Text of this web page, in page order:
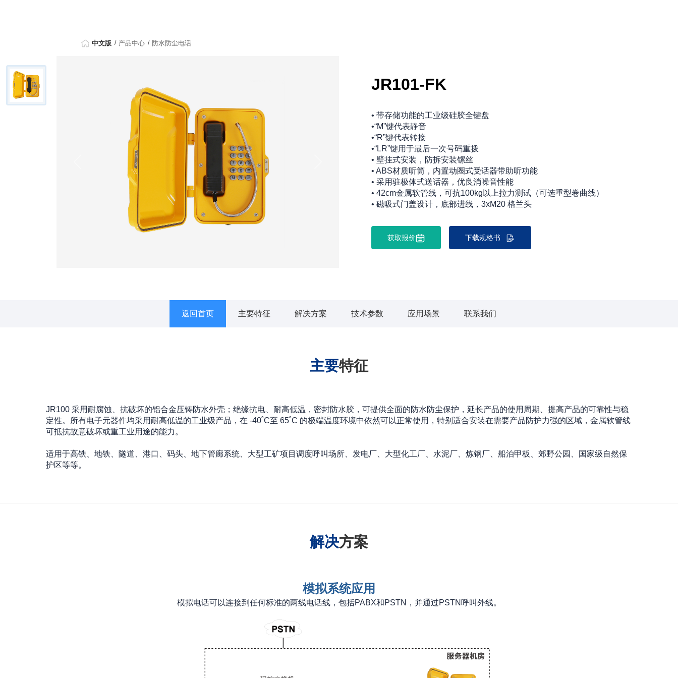
中文版 产品中心 防水防尘电话
JR101-FK
• 带存储功能的工业级硅胶全键盘
•“M”键代表静音
•“R”键代表转接
•“LR”键用于最后一次号码重拨
• 壁挂式安装，防拆安装镙丝
• ABS材质听筒，内置动圈式受话器带助听功能
• 采用驻极体式送话器，优良消噪音性能
• 42cm金属软管线，可抗100kg以上拉力测试（可选重型卷曲线）
• 磁吸式门盖设计，底部进线，3xM20 格兰头
获取报价 下载规格书
返回首页 主要特征 解决方案 技术参数 应用场景 联系我们
主要特征
JR100 采用耐腐蚀、抗破坏的铝合金压铸防水外壳；绝缘抗电、耐高低温，密封防水胶，可提供全面的防水防尘保护，延长产品的使用周期、提高产品的可靠性与稳
定性。所有电子元器件均采用耐高低温的工业级产品，在 -40˚C至 65˚C 的极端温度环境中依然可以正常使用，特别适合安装在需要产品防护力强的区域，金属软管线
可抵抗故意破坏或重工业用途的能力。
适用于高铁、地铁、隧道、港口、码头、地下管廊系统、大型工矿项目调度呼叫场所、发电厂、大型化工厂、水泥厂、炼钢厂、船泊甲板、郊野公园、国家级自然保
护区等等。
解决方案
模拟系统应用
模拟电话可以连接到任何标准的两线电话线，包括PABX和PSTN，并通过PSTN呼叫外线。